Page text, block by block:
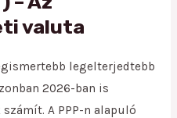
valuta
legelterjedtebb
2026-ban is
A PPP-n alapuló